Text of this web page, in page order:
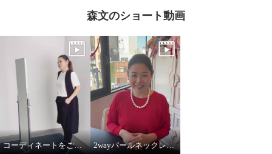
森文のショート動画
コーディネートをご紹介！ 2wayパールネックレス着用してみました